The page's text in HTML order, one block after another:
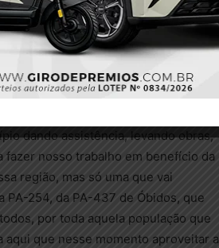
desdobra em benefício da
tudo, para transformação para o
hoje com o governador leva a
“Já perdi as contas de quantas
dando assistência, levando obras,
nosso trabalho em benefício da
região, mas só uma que vai
PA-254, da PA-437 de Óbidos, que
por toda aquela população que
aqui que nesse momento aproveitar a